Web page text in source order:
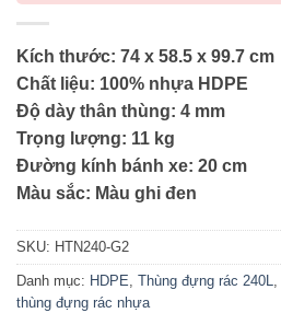
Kích thước: 74 x 58.5 x 99.7 cm
Chất liệu: 100% nhựa HDPE
Độ dày thân thùng: 4 mm
Trọng lượng: 11 kg
Đường kính bánh xe: 20 cm
Màu sắc: Màu ghi đen
SKU: HTN240-G2
Danh mục: HDPE, Thùng đựng rác 240L,
thùng đựng rác nhựa